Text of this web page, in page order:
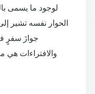
لوجود ما يسمى
الحوار نفسه تشير
جوازَ سفرٍ
والافتراءات